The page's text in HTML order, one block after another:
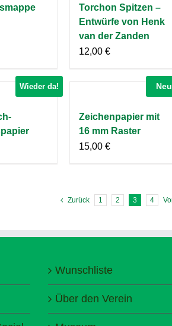
Torchon Spitzen –
Entwürfe von Henk
van der Zanden
12,00 €
Wieder da! Neu
Zeichenpapier mit
16 mm Raster
15,00 €
Zurück 1 2 3 4
Wunschliste
Über den Verein